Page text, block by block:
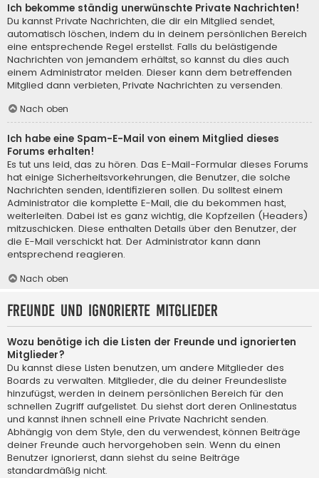
Ich bekomme ständig unerwünschte Private Nachrichten!
Du kannst Private Nachrichten, die dir ein Mitglied sendet,
automatisch löschen, indem du in deinem persönlichen Bereich
eine entsprechende Regel erstellst. Falls du belästigende
Nachrichten von jemandem erhältst, so kannst du dies auch
einem Administrator melden. Dieser kann dem betreffenden
Mitglied dann verbieten, Private Nachrichten zu versenden.
Nach oben
Ich habe eine Spam-E-Mail von einem Mitglied dieses
Forums erhalten!
Es tut uns leid, das zu hören. Das E-Mail-Formular dieses Forums
hat einige Sicherheitsvorkehrungen, die Benutzer, die solche
Nachrichten senden, identifizieren sollen. Du solltest einem
Administrator die komplette E-Mail, die du bekommen hast,
weiterleiten. Dabei ist es ganz wichtig, die Kopfzeilen (Headers)
mitzuschicken. Diese enthalten Details über den Benutzer, der
die E-Mail verschickt hat. Der Administrator kann dann
entsprechend reagieren.
Nach oben
Freunde und ignorierte Mitglieder
Wozu benötige ich die Listen der Freunde und ignorierten
Mitglieder?
Du kannst diese Listen benutzen, um andere Mitglieder des
Boards zu verwalten. Mitglieder, die du deiner Freundesliste
hinzufügst, werden in deinem persönlichen Bereich für den
schnellen Zugriff aufgelistet. Du siehst dort deren Onlinestatus
und kannst ihnen schnell eine Private Nachricht senden.
Abhängig von dem Style, den du verwendest, können Beiträge
deiner Freunde auch hervorgehoben sein. Wenn du einen
Benutzer ignorierst, dann siehst du seine Beiträge
standardmäßig nicht.